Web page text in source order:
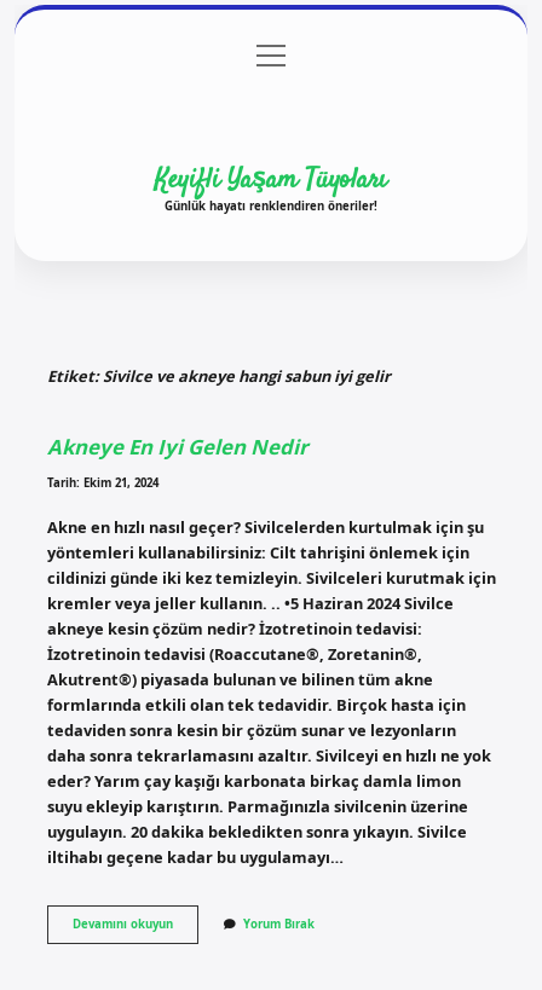
Gizlilik Politikası
menüyü
aç
Keyifli Yaşam Tüyoları
Günlük hayatı renklendiren öneriler!
Etiket:Sivilce ve akneye hangi sabun iyi gelir
Akneye En Iyi Gelen Nedir
Tarih: Ekim 21, 2024
Akne en hızlı nasıl geçer? Sivilcelerden kurtulmak için şu
yöntemleri kullanabilirsiniz: Cilt tahrişini önlemek için
cildinizi günde iki kez temizleyin. Sivilceleri kurutmak için
kremler veya jeller kullanın. .. •5 Haziran 2024 Sivilce
akneye kesin çözüm nedir? İzotretinoin tedavisi:
İzotretinoin tedavisi (Roaccutane®, Zoretanin®,
Akutrent®) piyasada bulunan ve bilinen tüm akne
formlarında etkili olan tek tedavidir. Birçok hasta için
tedaviden sonra kesin bir çözüm sunar ve lezyonların
daha sonra tekrarlamasını azaltır. Sivilceyi en hızlı ne yok
eder? Yarım çay kaşığı karbonata birkaç damla limon
suyu ekleyip karıştırın. Parmağınızla sivilcenin üzerine
uygulayın. 20 dakika bekledikten sonra yıkayın. Sivilce
iltihabı geçene kadar bu uygulamayı…
Devamını okuyunAkneye
En
Yorum Bırak